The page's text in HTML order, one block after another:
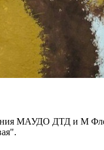
МАУДО ДТД и М